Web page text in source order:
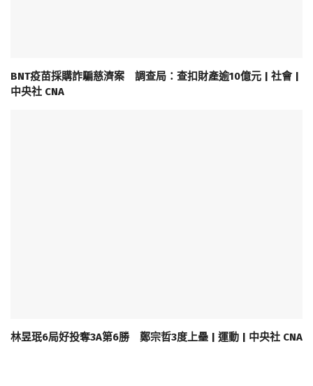
BNT疫苗採購詐騙慈濟案 調查局：查扣財產逾10億元 | 社會 |
中央社 CNA
林昱珉6局好投奪3A第6勝 鄭宗哲3度上壘 | 運動 | 中央社 CNA